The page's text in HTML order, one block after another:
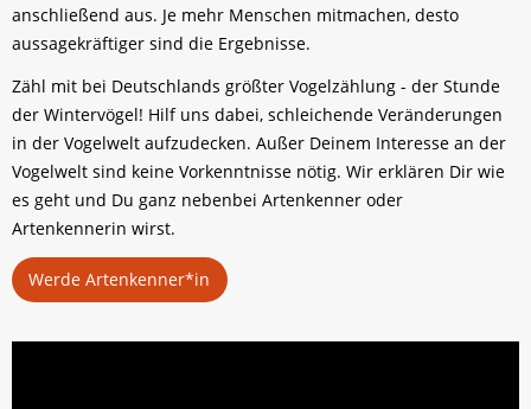
anschließend aus. Je mehr Menschen mitmachen, desto
aussagekräftiger sind die Ergebnisse.
Zähl mit bei Deutschlands größter Vogelzählung - der Stunde
der Wintervögel! Hilf uns dabei, schleichende Veränderungen
in der Vogelwelt aufzudecken. Außer Deinem Interesse an der
Vogelwelt sind keine Vorkenntnisse nötig. Wir erklären Dir wie
es geht und Du ganz nebenbei Artenkenner oder
Artenkennerin wirst.
Werde Artenkenner*in